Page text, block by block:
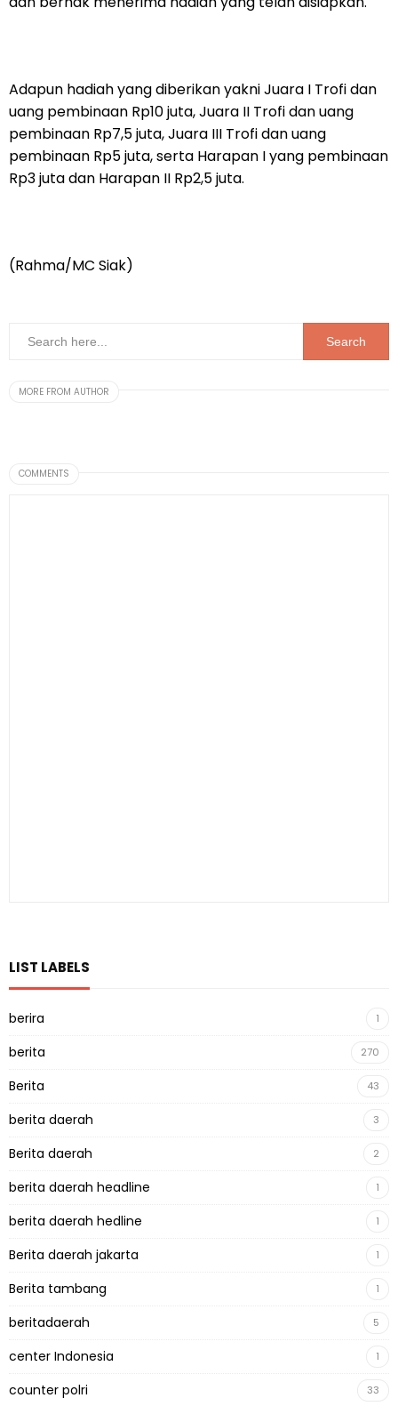
Adapun hadiah yang diberikan yakni Juara I Trofi dan
uang pembinaan Rp10 juta, Juara II Trofi dan uang
pembinaan Rp7,5 juta, Juara III Trofi dan uang
pembinaan Rp5 juta, serta Harapan I yang pembinaan
Rp3 juta dan Harapan II Rp2,5 juta.
(Rahma/MC Siak)
MORE FROM AUTHOR
COMMENTS
LIST LABELS
berira 1
berita 270
Berita 43
berita daerah 3
Berita daerah 2
berita daerah headline 1
berita daerah hedline 1
Berita daerah jakarta 1
Berita tambang 1
beritadaerah 5
center Indonesia 1
counter polri 33